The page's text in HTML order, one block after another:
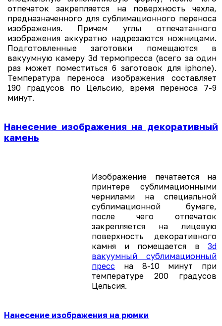
отпечаток закрепляется на поверхность чехла,
предназначенного для сублимационного переноса
изображения. Причем углы отпечатанного
изображения аккуратно надрезаются ножницами.
Подготовленные заготовки помещаются в
вакуумную камеру 3d термопресса (всего за один
раз может поместиться 6 заготовок для iphone).
Температура переноса изображения составляет
190 градусов по Цельсию, время переноса 7-9
минут.
Нанесение изображения на декоративный
камень
Изображение печатается на
принтере сублимационными
чернилами на специальной
сублимационной бумаге,
после чего отпечаток
закрепляется на лицевую
поверхность декоративного
камня и помещается в 3d
вакуумный сублимационный
пресс на 8-10 минут при
температуре 200 градусов
Цельсия.
Нанесение изображения на рюмки